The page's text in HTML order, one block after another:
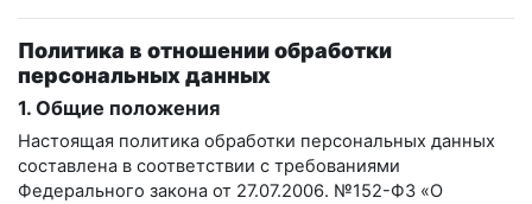
Политика в отношении обработки
персональных данных
1. Общие положения
Настоящая политика обработки персональных данных
составлена в соответствии с требованиями
Федерального закона от 27.07.2006. №152-ФЗ «О